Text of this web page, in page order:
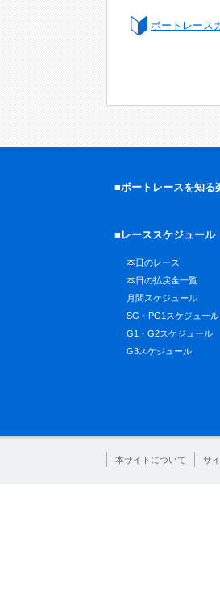
ボートレース
■ボートレースを知る
■レーススケジュール
本日のレース
本日の払戻金一覧
月間スケジュール
SG・PG1スケジュール
G1・G2スケジュール
G3スケジュール
本サイトについて サ